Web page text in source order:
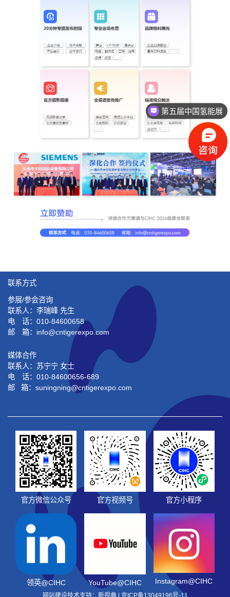
联系方式
参展/参会咨询
联系人：李瑞峰 先生
电 话：010-84600658
邮 箱：info@cntigerexpo.com
媒体合作
联系人：苏宁宁 女士
电 话：010-84600656-689
邮 箱：suningning@cntigerexpo.com
官方微信公众号 官方视频号 官方小程序
领英@CIHC YouTube@CIHC Instagram@CIHC
第五届中国氢能展